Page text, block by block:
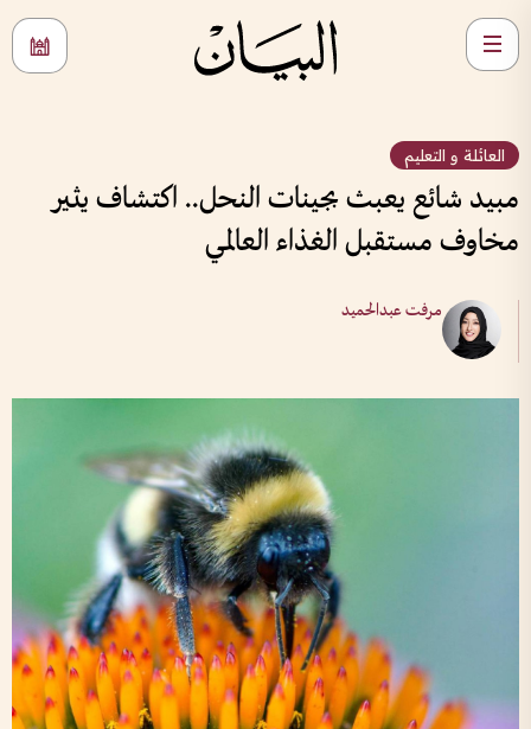
العائلة و التعليم
مبيد شائع يعبث بجينات النحل.. اكتشاف يثير
مخاوف مستقبل الغذاء العالمي
مرفت عبدالحميد